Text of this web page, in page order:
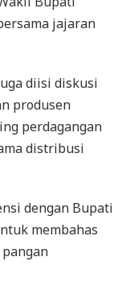
jajaran
diisi diskusi
produsen
perdagangan
distribusi
dengan Bupati
membahas